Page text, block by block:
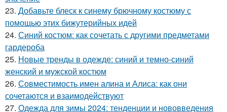
23. Добавьте блеск к синему брючному костюму с
помощью этих бижутерийных идей
24. Синий костюм: как сочетать с другими предметами
гардероба
25. Новые тренды в одежде: синий и темно-синий
женский и мужской костюм
26. Совместимость имен алина и Алиса: как они
сочетаются и взаимодействуют
27. Одежда для зимы 2024: тенденции и нововведения